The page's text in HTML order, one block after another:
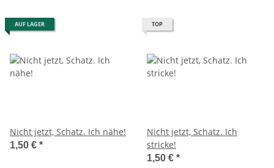
AUF LAGER
Nicht jetzt, Schatz. Ich nähe!
1,50 € *
TOP
Nicht jetzt, Schatz. Ich
stricke!
1,50 € *